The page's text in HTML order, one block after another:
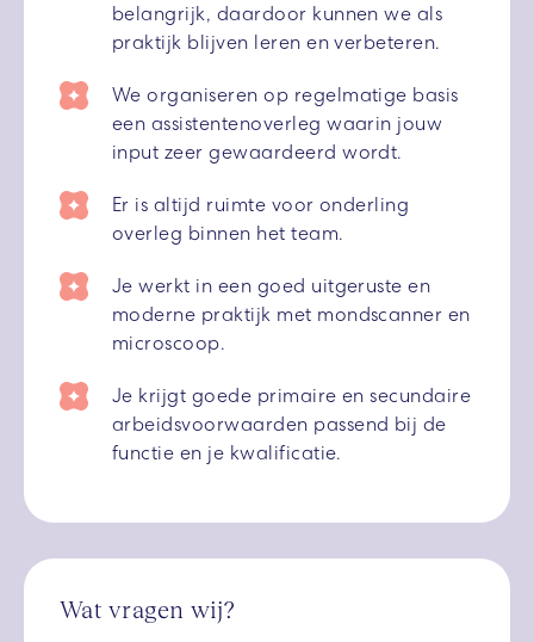
belangrijk, daardoor kunnen we als
praktijk blijven leren en verbeteren.
We organiseren op regelmatige basis
een assistentenoverleg waarin jouw
input zeer gewaardeerd wordt.
Er is altijd ruimte voor onderling
overleg binnen het team.
Je werkt in een goed uitgeruste en
moderne praktijk met mondscanner en
microscoop.
Je krijgt goede primaire en secundaire
arbeidsvoorwaarden passend bij de
functie en je kwalificatie.
Wat vragen wij?